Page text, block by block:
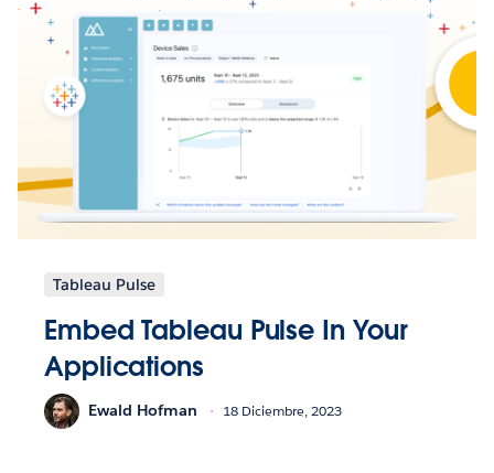
Tableau Pulse
Embed Tableau Pulse In Your
Applications
Ewald Hofman 18 Diciembre, 2023